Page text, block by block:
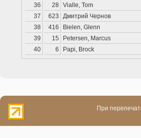
36
28 Vialle, Tom
37
623 Дмитрий Чернов
38
416 Bielen, Glenn
39
15 Petersen, Marcus
40
6 Papi, Brock
При